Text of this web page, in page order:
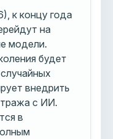
к концу года
на
модели.
будет
внедрить
с ИИ.
в